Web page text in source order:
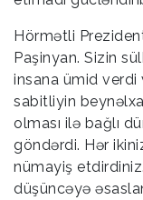
Hörmətli
Paşinyan. Sizin
insana ümid verdi
sabitliyin
olması ilə bağlı
göndərdi. Hər
nümayiş
düşüncəyə